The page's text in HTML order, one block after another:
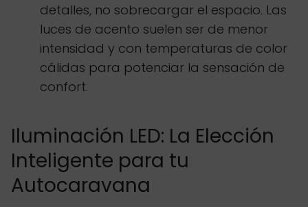
detalles, no sobrecargar el espacio. Las
luces de acento suelen ser de menor
intensidad y con temperaturas de color
cálidas para potenciar la sensación de
confort.
Iluminación LED: La Elección
Inteligente para tu
Autocaravana